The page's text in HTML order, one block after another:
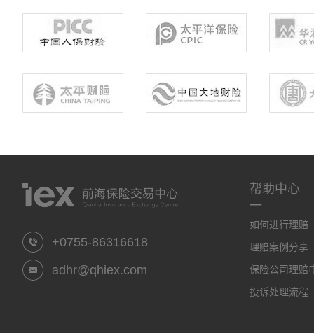
+0755-86316618
adhr@qhiex.com
帮助中心
一
如何进行理赔
理赔案例分享
保险公司理赔
投诉处理流程